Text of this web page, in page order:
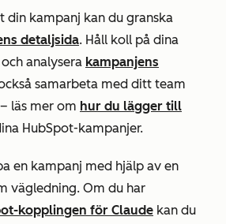
din kampanj kan du granska
detaljsida. Håll koll på dina
analysera kampanjens
samarbeta med ditt team
läs mer om hur du lägger till
HubSpot-kampanjer.
en kampanj med hjälp av en
vägledning. Om du har
kopplingen för Claude kan du